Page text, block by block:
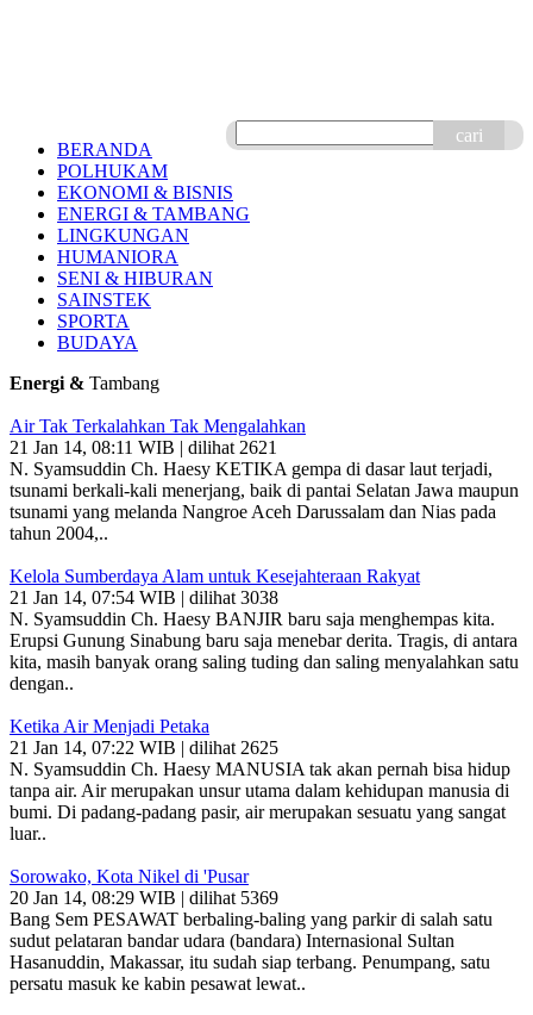
cari
BERANDA
POLHUKAM
EKONOMI & BISNIS
ENERGI & TAMBANG
LINGKUNGAN
HUMANIORA
SENI & HIBURAN
SAINSTEK
SPORTA
BUDAYA
Energi & Tambang
Air Tak Terkalahkan Tak Mengalahkan
21 Jan 14, 08:11 WIB | dilihat 2621
N. Syamsuddin Ch. Haesy KETIKA gempa di dasar laut terjadi,
tsunami ber­kali-kali menerjang, baik di pantai Selatan Jawa maupun
tsunami yang melanda Nangroe Aceh Darus­salam dan Nias pada
tahun 2004,..
Kelola Sumberdaya Alam untuk Kesejahteraan Rakyat
21 Jan 14, 07:54 WIB | dilihat 3038
N. Syamsuddin Ch. Haesy BANJIR baru saja menghempas kita.
Erupsi Gunung Sinabung baru saja menebar derita. Tragis, di antara
kita, masih banyak orang saling tuding dan saling menyalahkan satu
dengan..
Ketika Air Menjadi Petaka
21 Jan 14, 07:22 WIB | dilihat 2625
N. Syamsuddin Ch. Haesy MANUSIA tak akan pernah bisa hidup
tanpa air. Air me­rupakan unsur utama dalam kehidupan manusia di
bumi. Di padang-padang pasir, air me­rupakan sesuatu yang sangat
luar..
Sorowako, Kota Nikel di 'Pusar
20 Jan 14, 08:29 WIB | dilihat 5369
Bang Sem PESAWAT berbaling-baling yang parkir di salah satu
sudut pelataran bandar udara (bandara) Internasional Sultan
Hasanuddin, Makassar, itu sudah siap terbang. Penumpang, satu
persatu masuk ke kabin pesawat lewat..